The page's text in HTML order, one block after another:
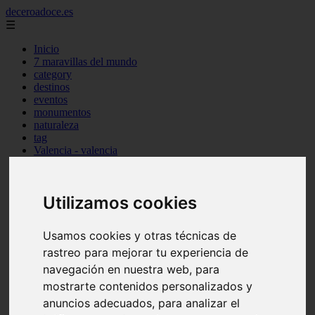
Utilizamos cookies
Usamos cookies y otras técnicas de
rastreo para mejorar tu experiencia de
navegación en nuestra web, para
mostrarte contenidos personalizados y
anuncios adecuados, para analizar el
deceroadoce.es
☰
Inicio
7 maravillas del mundo
category
destinos
eventos
monumentos
naturaleza
tag
Valencia - valencia
Sevilla - bormujos
Santa-cruz-de-tenerife - santiago-del-teide
Murcia - murcia
Alicante - benidorm
Alicante - finestrat
Almería - mojácar
Alicante - orihuela
Huesca - jaca